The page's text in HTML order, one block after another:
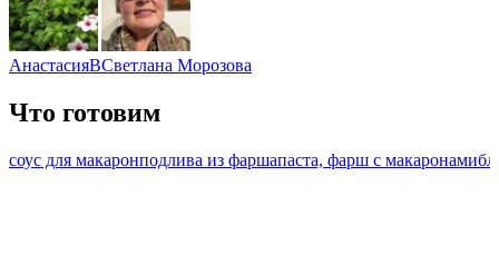
АнастасияВСветлана Морозова
Что готовим
соус для макаронподлива из фаршапаста, фарш с макаронами